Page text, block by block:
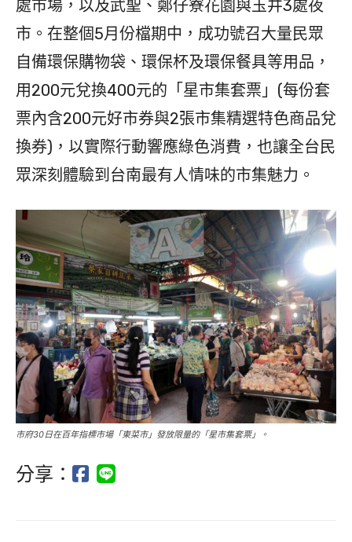
處市場，以及武聖、鄭仔寮花園與玉井3處夜
市。在整個5月份檔期中，成功號召大量民眾
自備環保購物袋、環保杯及環保餐具等用品，
用200元兌換400元的「星市集套票」(每份套
票內含200元好市券與2張市集精選特色商品兌
換券)，以實際行動響應綠色消費，也讓全台民
眾深刻體驗到台南最有人情味的市集魅力。
市府30日在百年指標市場「東菜市」發放限量的「星市集套票」。
分享：